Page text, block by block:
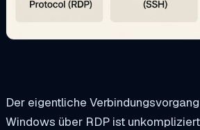
Der eigentliche
Windows über RDP ist